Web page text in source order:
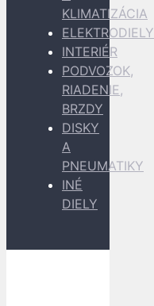
KLIMATIZÁCIA
ELEKTRODIELY
INTERIÉR
PODVOZOK,
RIADENIE,
BRZDY
DISKY
A
PNEUMATIKY
INÉ
DIELY